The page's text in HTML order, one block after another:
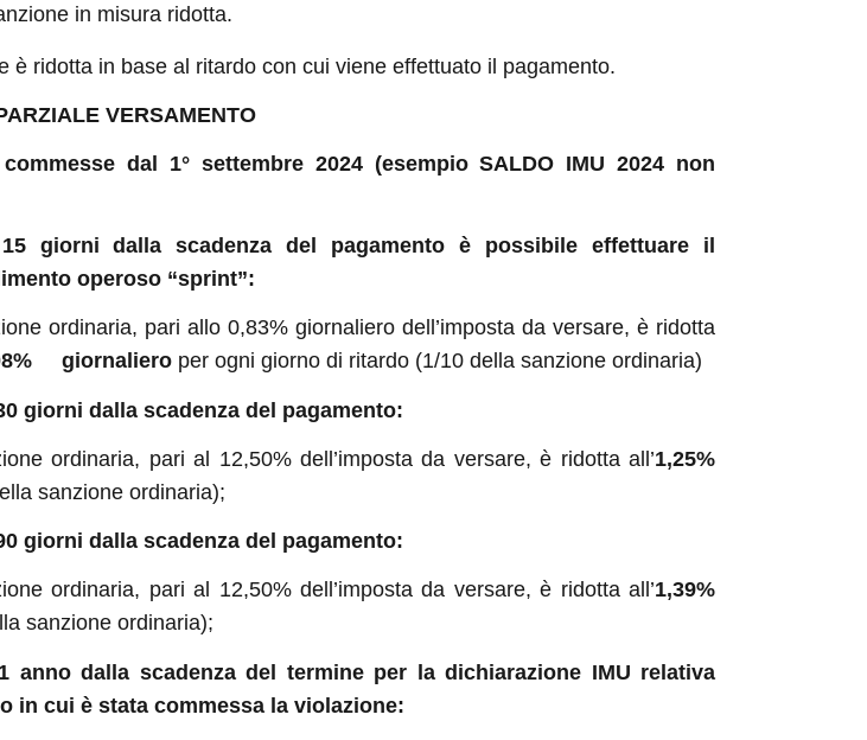
in misura ridotta.
è ridotta in base al ritardo con cui viene effettuato il pagamento.
VERSAMENTO
dal 1° settembre 2024 (esempio SALDO IMU 2024 non
giorni dalla scadenza del pagamento è possibile effettuare il
operoso “sprint”:
ordinaria, pari allo 0,83% giornaliero dell’imposta da versare, è ridotta
giornalieroper ogni giorno di ritardo (1/10 della sanzione ordinaria)
giorni dalla scadenza del pagamento:
ordinaria, pari al 12,50% dell’imposta da versare, è ridotta all’1,25%
sanzione ordinaria);
giorni dalla scadenza del pagamento:
ordinaria, pari al 12,50% dell’imposta da versare, è ridotta all’1,39%
sanzione ordinaria);
anno dalla scadenza del termine per la dichiarazione IMU relativa
in cui è stata commessa la violazione: